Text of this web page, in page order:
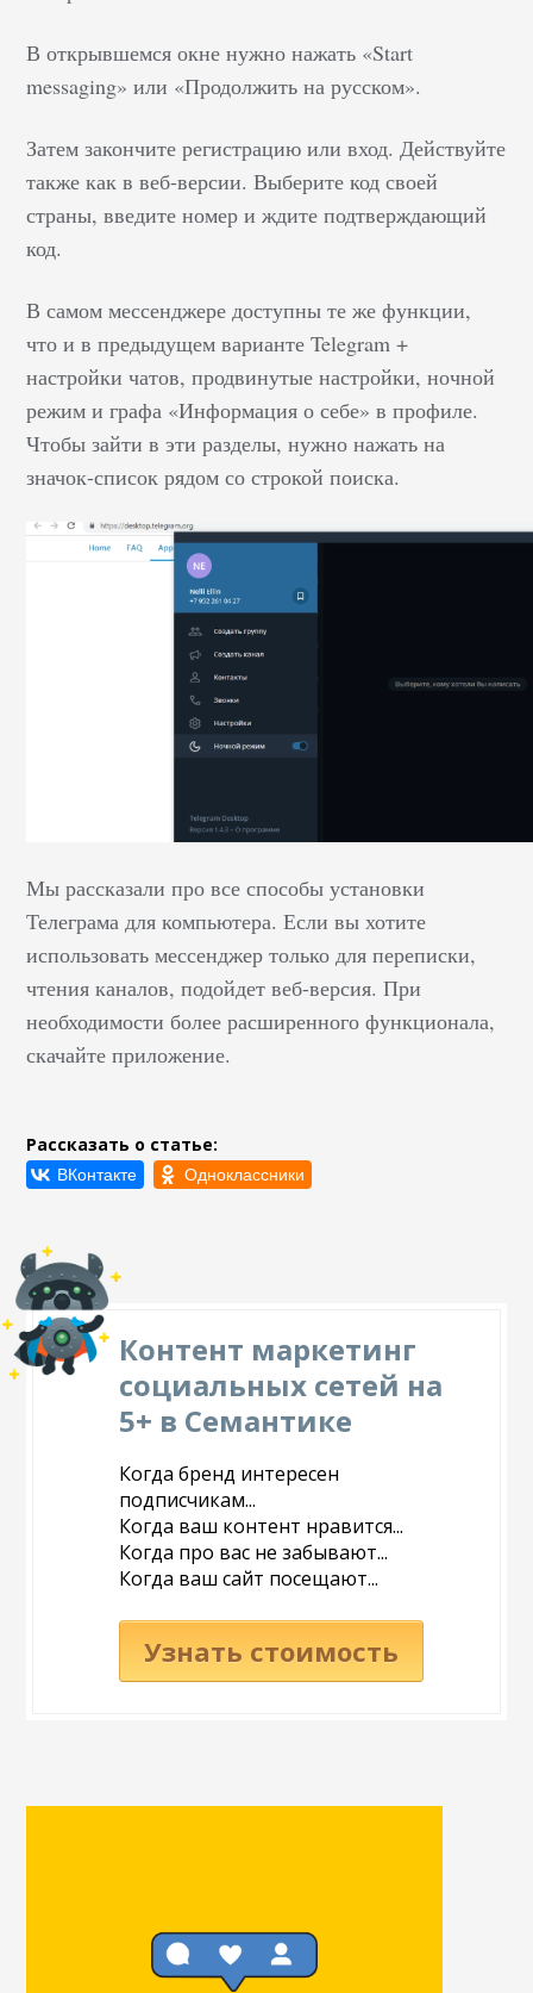
В открывшемся окне нужно нажать «Start
messaging» или «Продолжить на русском».
Затем закончите регистрацию или вход. Действуйте
также как в веб-версии. Выберите код своей
страны, введите номер и ждите подтверждающий
код.
В самом мессенджере доступны те же функции,
что и в предыдущем варианте Telegram +
настройки чатов, продвинутые настройки, ночной
режим и графа «Информация о себе» в профиле.
Чтобы зайти в эти разделы, нужно нажать на
значок-список рядом со строкой поиска.
Мы рассказали про все способы установки
Телеграма для компьютера. Если вы хотите
использовать мессенджер только для переписки,
чтения каналов, подойдет веб-версия. При
необходимости более расширенного функционала,
скачайте приложение.
Рассказать о статье:
Контент маркетинг
социальных сетей на
5+ в Семантике
Когда бренд интересен
подписчикам...
Когда ваш контент нравится...
Когда про вас не забывают...
Когда ваш сайт посещают...
Узнать стоимость